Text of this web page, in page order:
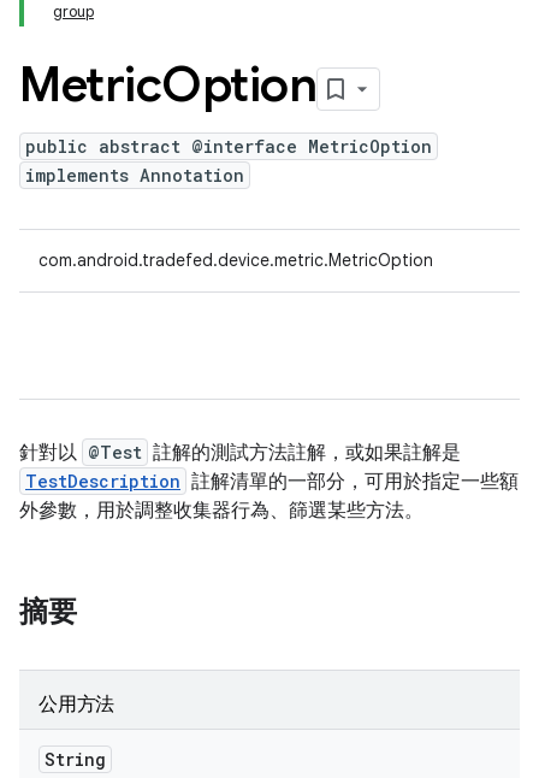
group
MetricOption
public abstract @interface MetricOption
implements Annotation
com.android.tradefed.device.metric.MetricOption
針對以 @Test 註解的測試方法註解，或如果註解是
TestDescription 註解清單的一部分，可用於指定一些額
外參數，用於調整收集器行為、篩選某些方法。
摘要
公用方法
String